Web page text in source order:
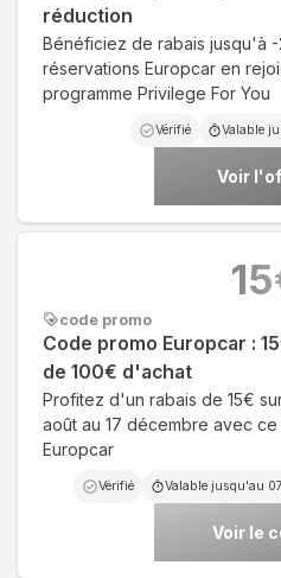
réduction
Bénéficiez de rabais jusqu'à
réservations Europcar en
programme Privilege For You
Vérifié Valable
Voir
code promo
Code promo Europcar :
de 100€ d'achat
Profitez d'un rabais de 15€
août au 17 décembre avec
Europcar
Vérifié Valable jusqu'au
Voir le
15